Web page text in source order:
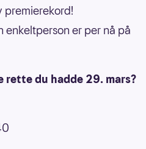
premierekord!
enkeltperson er per nå på
rette du hadde 29. mars?